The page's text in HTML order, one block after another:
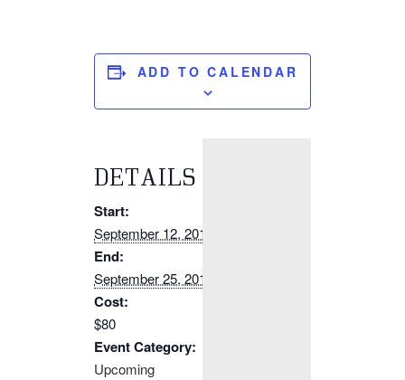
ADD TO CALENDAR
DETAILS
Start:
September 12, 2019
End:
September 25, 2019
Cost:
$80
Event Category:
Upcoming